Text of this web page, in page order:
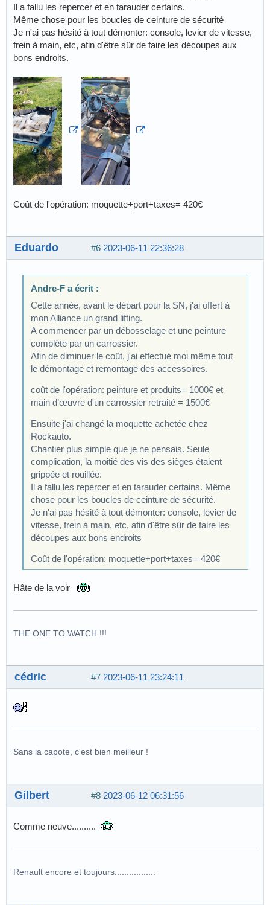
Il a fallu les repercer et en tarauder certains.
Même chose pour les boucles de ceinture de sécurité
Je n'ai pas hésité à tout démonter: console, levier de vitesse,
frein à main, etc, afin d'être sûr de faire les découpes aux
bons endroits.
Coût de l'opération: moquette+port+taxes= 420€
#6 2023-06-11 22:36:28
Eduardo
Andre-F a écrit :
Cette année, avant le départ pour la SN, j'ai offert à
mon Alliance un grand lifting.
A commencer par un débosselage et une peinture
complète par un carrossier.
Afin de diminuer le coût, j'ai effectué moi même tout
le démontage et remontage des accessoires.
coût de l'opération: peinture et produits= 1000€ et
main d’œuvre d'un carrossier retraité = 1500€
Ensuite j'ai changé la moquette achetée chez
Rockauto.
Chantier plus simple que je ne pensais. Seule
complication, la moitié des vis des sièges étaient
grippée et rouillée.
Il a fallu les repercer et en tarauder certains. Même
chose pour les boucles de ceinture de sécurité.
Je n'ai pas hésité à tout démonter: console, levier de
vitesse, frein à main, etc, afin d'être sûr de faire les
découpes aux bons endroits
Coût de l'opération: moquette+port+taxes= 420€
Hâte de la voir
THE ONE TO WATCH !!!
#7 2023-06-11 23:24:11
cédric
Sans la capote, c'est bien meilleur !
#8 2023-06-12 06:31:56
Gilbert
Comme neuve..........
Renault encore et toujours.................